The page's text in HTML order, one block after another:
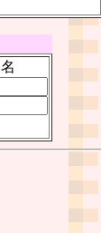
名